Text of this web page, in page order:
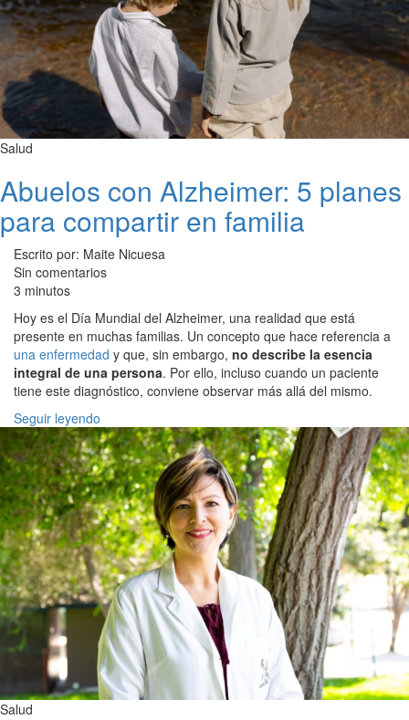
Salud
Abuelos con Alzheimer: 5 planes
para compartir en familia
Escrito por: Maite Nicuesa
Sin comentarios
3 minutos
Hoy es el Día Mundial del Alzheimer, una realidad que está
presente en muchas familias. Un concepto que hace referencia a
una enfermedad y que, sin embargo, no describe la esencia
integral de una persona. Por ello, incluso cuando un paciente
tiene este diagnóstico, conviene observar más allá del mismo.
Seguir leyendo
Salud